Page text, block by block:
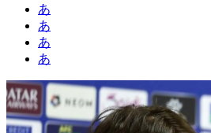
あ
あ
あ
あ